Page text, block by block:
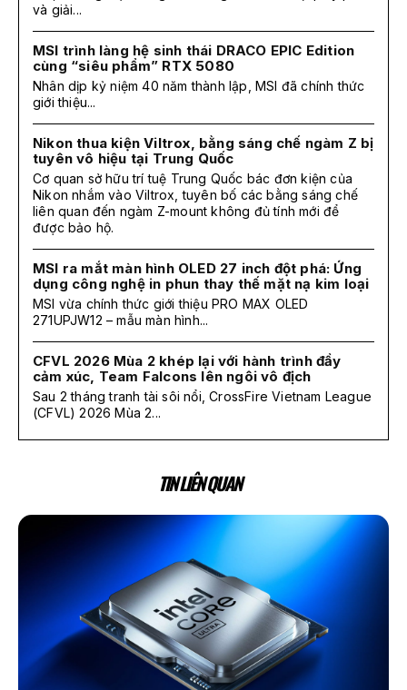
và giải...
MSI trình làng hệ sinh thái DRACO EPIC Edition
cùng “siêu phẩm” RTX 5080
Nhân dịp kỷ niệm 40 năm thành lập, MSI đã chính thức
giới thiệu...
Nikon thua kiện Viltrox, bằng sáng chế ngàm Z bị
tuyên vô hiệu tại Trung Quốc
Cơ quan sở hữu trí tuệ Trung Quốc bác đơn kiện của
Nikon nhắm vào Viltrox, tuyên bố các bằng sáng chế
liên quan đến ngàm Z-mount không đủ tính mới để
được bảo hộ.
MSI ra mắt màn hình OLED 27 inch đột phá: Ứng
dụng công nghệ in phun thay thế mặt nạ kim loại
MSI vừa chính thức giới thiệu PRO MAX OLED
271UPJW12 – mẫu màn hình...
CFVL 2026 Mùa 2 khép lại với hành trình đầy
cảm xúc, Team Falcons lên ngôi vô địch
Sau 2 tháng tranh tài sôi nổi, CrossFire Vietnam League
(CFVL) 2026 Mùa 2...
TIN LIÊN QUAN